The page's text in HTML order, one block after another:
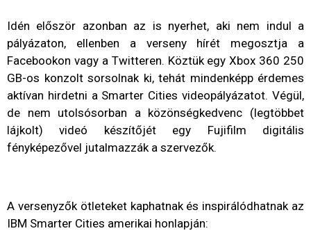
Idén először azonban az is nyerhet, aki nem indul a
pályázaton, ellenben a verseny hírét megosztja a
Facebookon vagy a Twitteren. Köztük egy Xbox 360 250
GB-os konzolt sorsolnak ki, tehát mindenképp érdemes
aktívan hirdetni a Smarter Cities videopályázatot. Végül,
de nem utolsósorban a közönségkedvenc (legtöbbet
lájkolt) videó készítőjét egy Fujifilm digitális
fényképezővel jutalmazzák a szervezők.
A versenyzők ötleteket kaphatnak és inspirálódhatnak az
IBM Smarter Cities amerikai honlapján: